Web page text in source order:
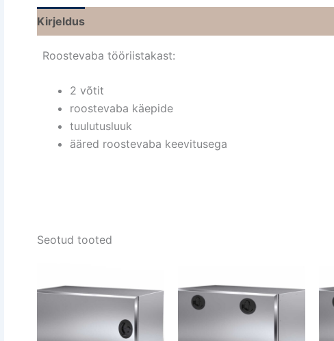
Kirjeldus
Roostevaba tööriistakast:
2 võtit
roostevaba käepide
tuulutusluuk
ääred roostevaba keevitusega
Seotud tooted